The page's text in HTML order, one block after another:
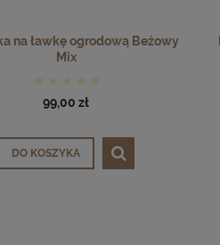
na ławkę ogrodową Beżowy
Mix
99,00 zł
DO KOSZYKA